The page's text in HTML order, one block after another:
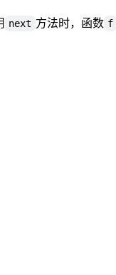
next 方法时，函数 f